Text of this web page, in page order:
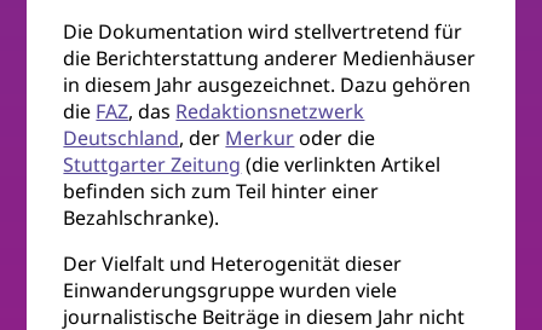
Die Dokumentation wird stellvertretend für
die Berichterstattung anderer Medienhäuser
in diesem Jahr ausgezeichnet. Dazu gehören
die FAZ, das Redaktionsnetzwerk
Deutschland, der Merkuroder die
Stuttgarter Zeitung (die verlinkten Artikel
befinden sich zum Teil hinter einer
Bezahlschranke).
Der Vielfalt und Heterogenität dieser
Einwanderungsgruppe wurden viele
journalistische Beiträge in diesem Jahr nicht